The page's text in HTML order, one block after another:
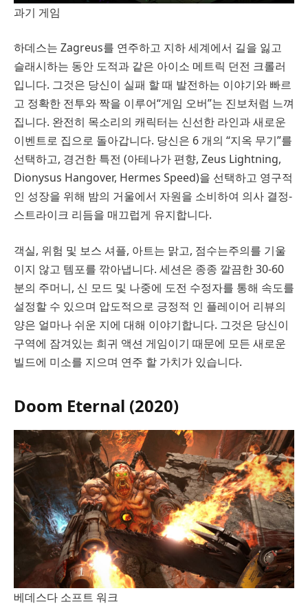
과기 게임
하데스는 Zagreus를 연주하고 지하 세계에서 길을 잃고
슬래시하는 동안 도적과 같은 아이소 메트릭 던전 크롤러
입니다. 그것은 당신이 실패 할 때 발전하는 이야기와 빠르
고 정확한 전투와 짝을 이루어“게임 오버”는 진보처럼 느껴
집니다. 완전히 목소리의 캐릭터는 신선한 라인과 새로운
이벤트로 집으로 돌아갑니다. 당신은 6 개의 “지옥 무기”를
선택하고, 경건한 특전 (아테나가 편향, Zeus Lightning,
Dionysus Hangover, Hermes Speed)을 선택하고 영구적
인 성장을 위해 밤의 거울에서 자원을 소비하여 의사 결정-
스트라이크 리듬을 매끄럽게 유지합니다.
객실, 위험 및 보스 셔플, 아트는 맑고, 점수는주의를 기울
이지 않고 템포를 깎아냅니다. 세션은 종종 깔끔한 30-60
분의 주머니, 신 모드 및 나중에 도전 수정자를 통해 속도를
설정할 수 있으며 압도적으로 긍정적 인 플레이어 리뷰의
양은 얼마나 쉬운 지에 대해 이야기합니다. 그것은 당신이
구역에 잠겨있는 희귀 액션 게임이기 때문에 모든 새로운
빌드에 미소를 지으며 연주 할 가치가 있습니다.
Doom Eternal (2020)
베데스다 소프트 워크